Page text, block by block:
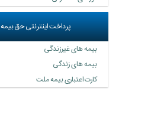
پرداخت اینترنتی حق
بیمه های غیرزندگی
بیمه های زندگی
کارت اعتباری بیمه ملت